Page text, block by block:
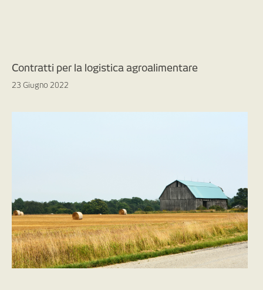
Contratti per la logistica agroalimentare
23 Giugno 2022